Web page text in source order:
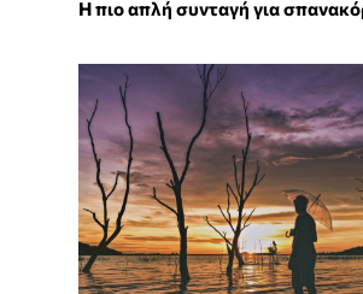
Η πιο απλή συνταγή για